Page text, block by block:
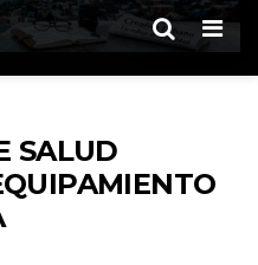
SALUD